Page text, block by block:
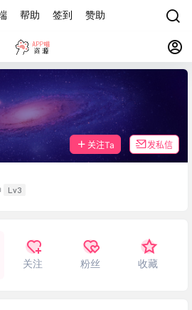
帮助 签到 赞助
Lv3
关注Ta 发私信
关注 粉丝 收藏